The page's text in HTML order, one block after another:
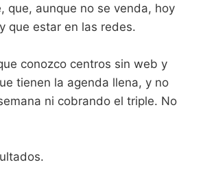
que, aunque no se venda, hoy
que estar en las redes.
conozco centros sin web y
tienen la agenda llena, y no
ni cobrando el triple. No